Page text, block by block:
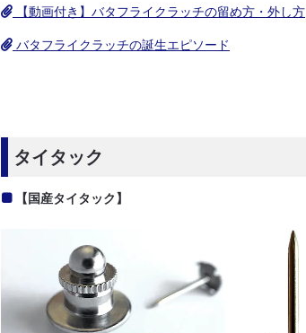
【動画付き】バタフライクラッチの留め方・外し方
バタフライクラッチの誕生エピソード
タイタック
【国産タイタック】